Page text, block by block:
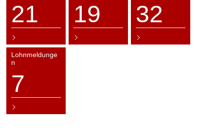
21 19 32
Lohnmeldunge
n
7